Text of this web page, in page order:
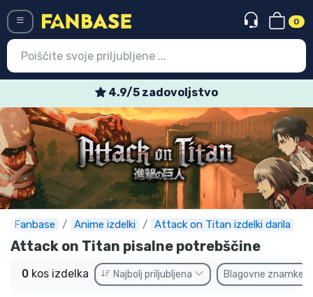
0
4.9/5 zadovoljstvo
Fanbase Anime izdelki Attack on Titan izdelki darila
Attack on Titan pisalne potrebščine
0 kos izdelka Najbolj priljubljena Blagovne znamke
Vstop Registracija
Najnovejsi izdelki
Prodajni izdelki
Ekspresna dostava
Prednaročila
Outlet izdelki